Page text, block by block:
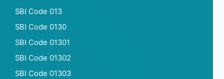
SBI Code 013
SBI Code 0130
SBI Code 01301
SBI Code 01302
SBI Code 01303